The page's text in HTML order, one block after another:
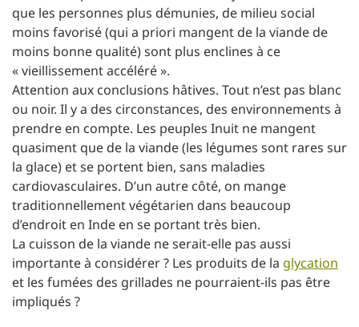
que les personnes plus démunies, de milieu social
moins favorisé (qui a priori mangent de la viande de
moins bonne qualité) sont plus enclines à ce
« vieillissement accéléré ».
Attention aux conclusions hâtives. Tout n’est pas blanc
ou noir. Il y a des circonstances, des environnements à
prendre en compte. Les peuples Inuit ne mangent
quasiment que de la viande (les légumes sont rares sur
la glace) et se portent bien, sans maladies
cardiovasculaires. D’un autre côté, on mange
traditionnellement végétarien dans beaucoup
d’endroit en Inde en se portant très bien.
La cuisson de la viande ne serait-elle pas aussi
importante à considérer ? Les produits de la glycation
et les fumées des grillades ne pourraient-ils pas être
impliqués ?